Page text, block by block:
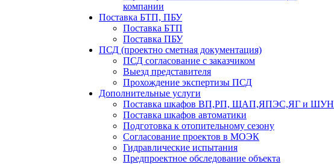
компании
Поставка БТП, ПБУ
Поставка БТП
Поставка ПБУ
ПСД (проектно сметная документация)
ПСД согласование с заказчиком
Выезд представителя
Прохождение экспертизы ПСД
Дополнительные услуги
Поставка шкафов ВП,РП, ЩАП,ЯПЭС,ЯГ и ШУН
Поставка шкафов автоматики
Подготовка к отопительному сезону
Согласование проектов в МОЭК
Гидравлические испытания
Предпроектное обследование объекта